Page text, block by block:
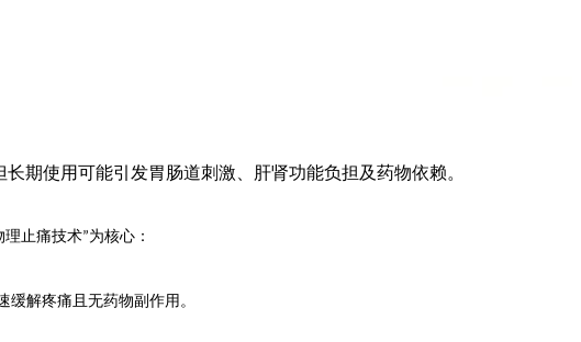
期使用可能引发胃肠道刺激、肝肾功能负担及药物依赖。
理止痛技术”为核心：
缓解疼痛 且无药物副作用。